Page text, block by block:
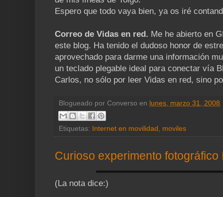
Espero que todo vaya bien, ya os iré
Correo de Vidas en red. Me he abierto en
este blog. Ha tenido el dudoso honor de
aprovechado para darme una información
un teclado plegable ideal para conectar vía
Carlos, no sólo por leer Vidas en red, sino
Blogueado por Converso en lunes, marzo 31, 2008
Etiquetas: Internet en movilidad , moviles
Curioso experimento fotográfico
(La nota dice:)